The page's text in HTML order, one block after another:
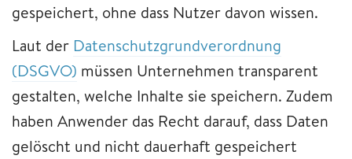
gespeichert, ohne dass Nutzer davon wissen.
Laut der Datenschutzgrundverordnung
(DSGVO) müssen Unternehmen transparent
gestalten, welche Inhalte sie speichern. Zudem
haben Anwender das Recht darauf, dass Daten
gelöscht und nicht dauerhaft gespeichert